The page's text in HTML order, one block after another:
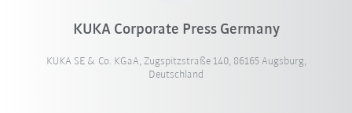
KUKA Corporate Press Germany
KUKA SE & Co. KGaA, Zugspitzstraße 140, 86165 Augsburg,
Deutschland